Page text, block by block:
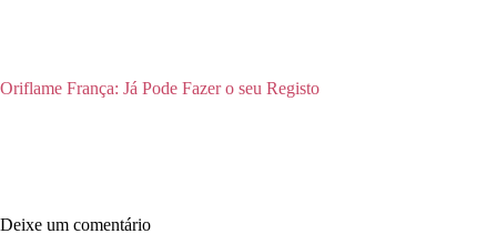
Oriflame França: Já Pode Fazer o seu Registo
Deixe um comentário